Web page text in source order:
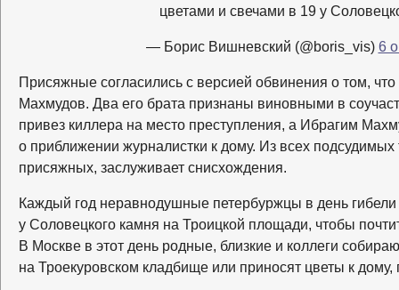
цветами и свечами в 19 у
— Борис Вишневский (@boris_vis) 6
Присяжные согласились с версией обвинения о том,
Махмудов. Два его брата признаны виновными в
привез киллера на место преступления, а Ибрагим
о приближении журналистки к дому. Из всех
присяжных, заслуживает снисхождения.
Каждый год неравнодушные петербуржцы в день
у Соловецкого камня на Троицкой площади, чтобы
В Москве в этот день родные, близкие и коллеги
на Троекуровском кладбище или приносят цветы к дому,